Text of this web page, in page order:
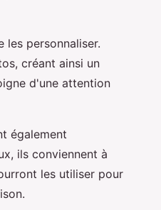
les personnaliser.
créant ainsi un
d'une attention
également
ils conviennent à
les utiliser pour